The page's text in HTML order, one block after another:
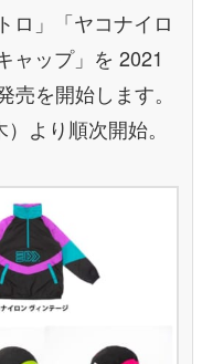
ロ」「ヤコナイロ
ャップ」を 2021
を開始します。
より順次開始。